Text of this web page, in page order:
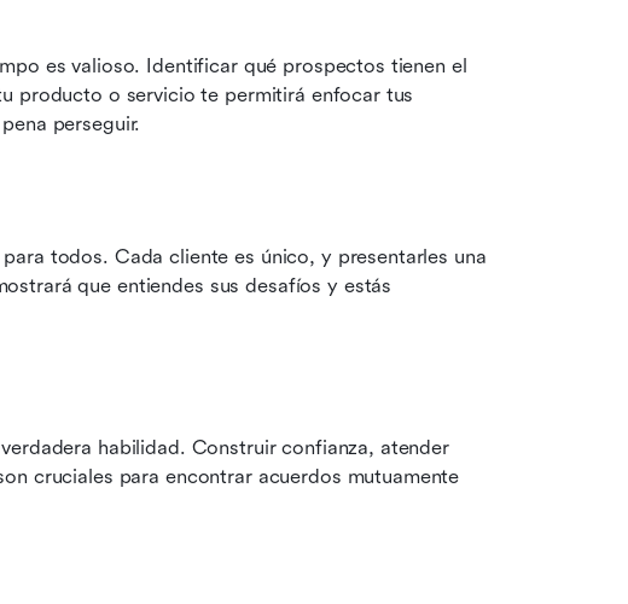
es valioso. Identificar qué prospectos tienen el
producto o servicio te permitirá enfocar tus
perseguir.
todos. Cada cliente es único, y presentarles una
que entiendes sus desafíos y estás
habilidad. Construir confianza, atender
cruciales para encontrar acuerdos mutuamente